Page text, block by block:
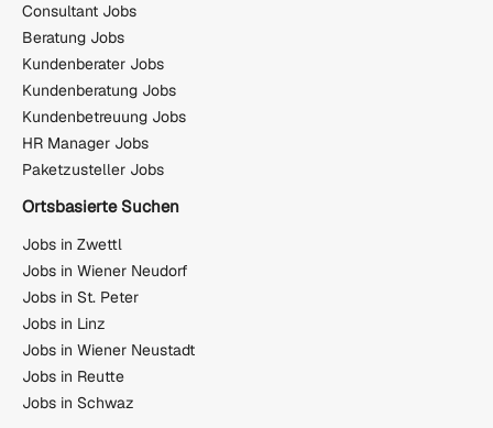
Consultant Jobs
Beratung Jobs
Kundenberater Jobs
Kundenberatung Jobs
Kundenbetreuung Jobs
HR Manager Jobs
Paketzusteller Jobs
Ortsbasierte Suchen
Jobs in Zwettl
Jobs in Wiener Neudorf
Jobs in St. Peter
Jobs in Linz
Jobs in Wiener Neustadt
Jobs in Reutte
Jobs in Schwaz